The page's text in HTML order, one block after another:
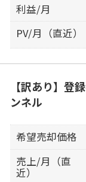
利益/月
PV/月（直近）
【訳あり】登
ンネル
希望売却価格
売上/月（直
近）